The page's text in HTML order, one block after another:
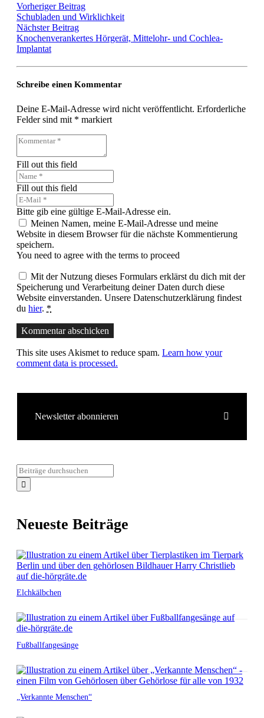
Vorheriger Beitrag
Schubladen und Wirklichkeit
Nächster Beitrag
Knochenverankertes Hörgerät, Mittelohr- und Cochlea-
Implantat
Schreibe einen Kommentar
Deine E-Mail-Adresse wird nicht veröffentlicht. Erforderliche
Felder sind mit * markiert
Fill out this field
Fill out this field
Bitte gib eine gültige E-Mail-Adresse ein.
Meinen Namen, meine E-Mail-Adresse und meine
Website in diesem Browser für die nächste Kommentierung
speichern.
You need to agree with the terms to proceed
Mit der Nutzung dieses Formulars erklärst du dich mit der
Speicherung und Verarbeitung deiner Daten durch diese
Website einverstanden. Unsere Datenschutzerklärung findest
du hier. *
Kommentar abschicken
This site uses Akismet to reduce spam. Learn how your
comment data is processed.
Newsletter abonnieren
Neueste Beiträge
Elchkälbchen
Fußballfangesänge
„Verkannte Menschen“